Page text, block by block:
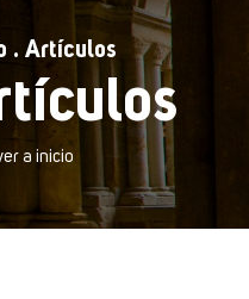
. Artículos
a inicio